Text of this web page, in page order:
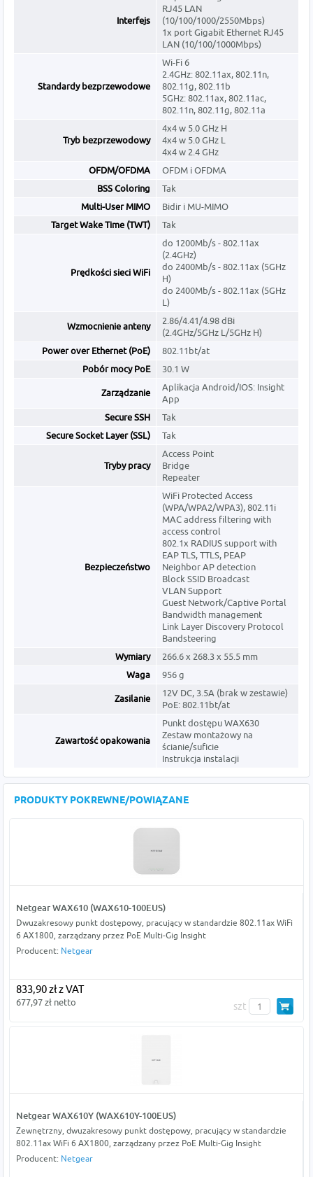
Interfejs
RJ45 LAN
(10/100/1000/2550Mbps)
1x port Gigabit Ethernet RJ45
LAN (10/100/1000Mbps)
Standardy bezprzewodowe
Wi-Fi 6
2.4GHz: 802.11ax, 802.11n,
802.11g, 802.11b
5GHz: 802.11ax, 802.11ac,
802.11n, 802.11g, 802.11a
Tryb bezprzewodowy
4x4 w 5.0 GHz H
4x4 w 5.0 GHz L
4x4 w 2.4 GHz
OFDM/OFDMA
OFDM i OFDMA
BSS Coloring
Tak
Multi-User MIMO
Bidir i MU-MIMO
Target Wake Time (TWT)
Tak
Prędkości sieci WiFi
do 1200Mb/s - 802.11ax
(2.4GHz)
do 2400Mb/s - 802.11ax (5GHz
H)
do 2400Mb/s - 802.11ax (5GHz
L)
Wzmocnienie anteny
2.86/4.41/4.98 dBi
(2.4GHz/5GHz L/5GHz H)
Power over Ethernet (PoE)
802.11bt/at
Pobór mocy PoE
30.1 W
Zarządzanie
Aplikacja Android/IOS: Insight
App
Secure SSH
Tak
Secure Socket Layer (SSL)
Tak
Tryby pracy
Access Point
Bridge
Repeater
Bezpieczeństwo
WiFi Protected Access
(WPA/WPA2/WPA3), 802.11i
MAC address filtering with
access control
802.1x RADIUS support with
EAP TLS, TTLS, PEAP
Neighbor AP detection
Block SSID Broadcast
VLAN Support
Guest Network/Captive Portal
Bandwidth management
Link Layer Discovery Protocol
Bandsteering
Wymiary
266.6 x 268.3 x 55.5 mm
Waga
956 g
Zasilanie
12V DC, 3.5A (brak w zestawie)
PoE: 802.11bt/at
Zawartość opakowania
Punkt dostępu WAX630
Zestaw montażowy na
ścianie/suficie
Instrukcja instalacji
PRODUKTY POKREWNE/POWIĄZANE
Netgear WAX610 (WAX610-100EUS)
Dwuzakresowy punkt dostępowy, pracujący w standardzie 802.11ax WiFi
6 AX1800, zarządzany przez PoE Multi-Gig Insight
Producent: Netgear
833,90 zł z VAT
677,97 zł netto szt
Netgear WAX610Y (WAX610Y-100EUS)
Zewnętrzny, dwuzakresowy punkt dostępowy, pracujący w standardzie
802.11ax WiFi 6 AX1800, zarządzany przez PoE Multi-Gig Insight
Producent: Netgear